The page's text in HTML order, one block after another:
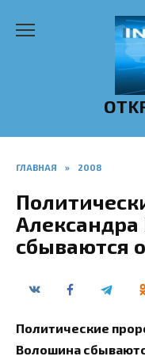
ГЛАВНАЯ » 2008
сбываются
Политические
Волошина